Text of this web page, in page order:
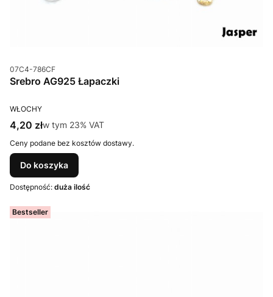
Kod produktu
07C4-786CF
Srebro AG925 Łapaczki
PRODUCENT
WŁOCHY
Cena brutto
4,20 złw tym %s VAT
w tym 23% VAT
Ceny podane bez kosztów dostawy.
Do koszyka
Dostępność: duża ilość
Bestseller